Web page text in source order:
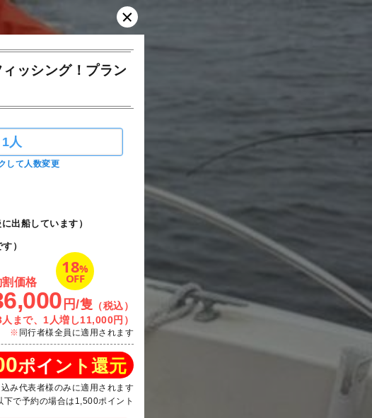
ッシング！プラン
1人
して人数変更
出船しています）
）
割価格
円/隻 （税込）
18%
OFF
人まで、1人増し11,000円）
同行者様全員に適用されます
ポイント還元
み代表者様のみに適用されます
下で予約の場合は1,500ポイント